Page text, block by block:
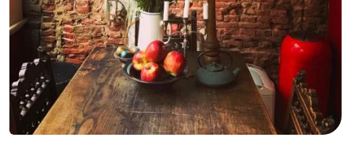
Bos
Last
minutes
Musées
Attractions
Choses